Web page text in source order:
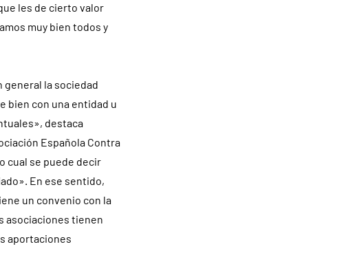
les de cierto valor
muy bien todos y
general la sociedad
bien con una entidad u
destaca
Española Contra
cual se puede decir
En ese sentido,
un convenio con la
asociaciones tienen
aportaciones